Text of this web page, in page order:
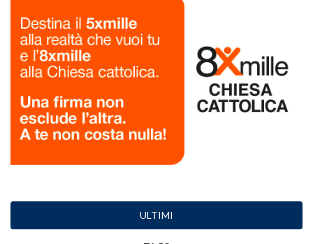
ULTIMI